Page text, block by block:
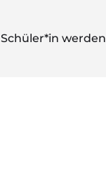
Schüler*in werden